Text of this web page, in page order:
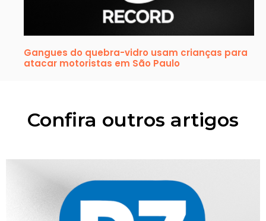
Gangues do quebra-vidro usam crianças para
atacar motoristas em São Paulo
Confira outros artigos